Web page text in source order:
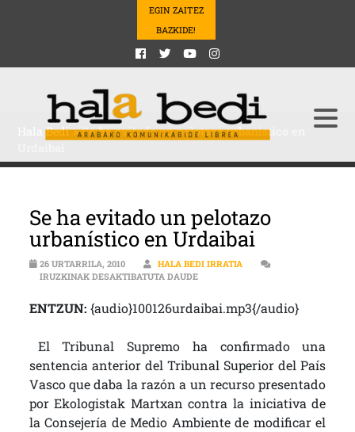
EGIN ZAITEZ
BAZKIDE!
Hala Bedi>Se ha evitado un pelotazo urbanístico en
Se ha evitado un pelotazo
urbanístico en Urdaibai
26 URTARRILA, 2010
HALA BEDI IRRATIA
IRUZKINAK DESAKTIBATUTA DAUDESE HA EVITADO UN PELOTAZO
ENTZUN: {audio}100126urdaibai.mp3{/audio}
El Tribunal Supremo ha confirmado una
sentencia anterior del Tribunal Superior del País
Vasco que daba la razón a un recurso presentado
por Ekologistak Martxan contra la iniciativa de
la Consejería de Medio Ambiente de modificar el